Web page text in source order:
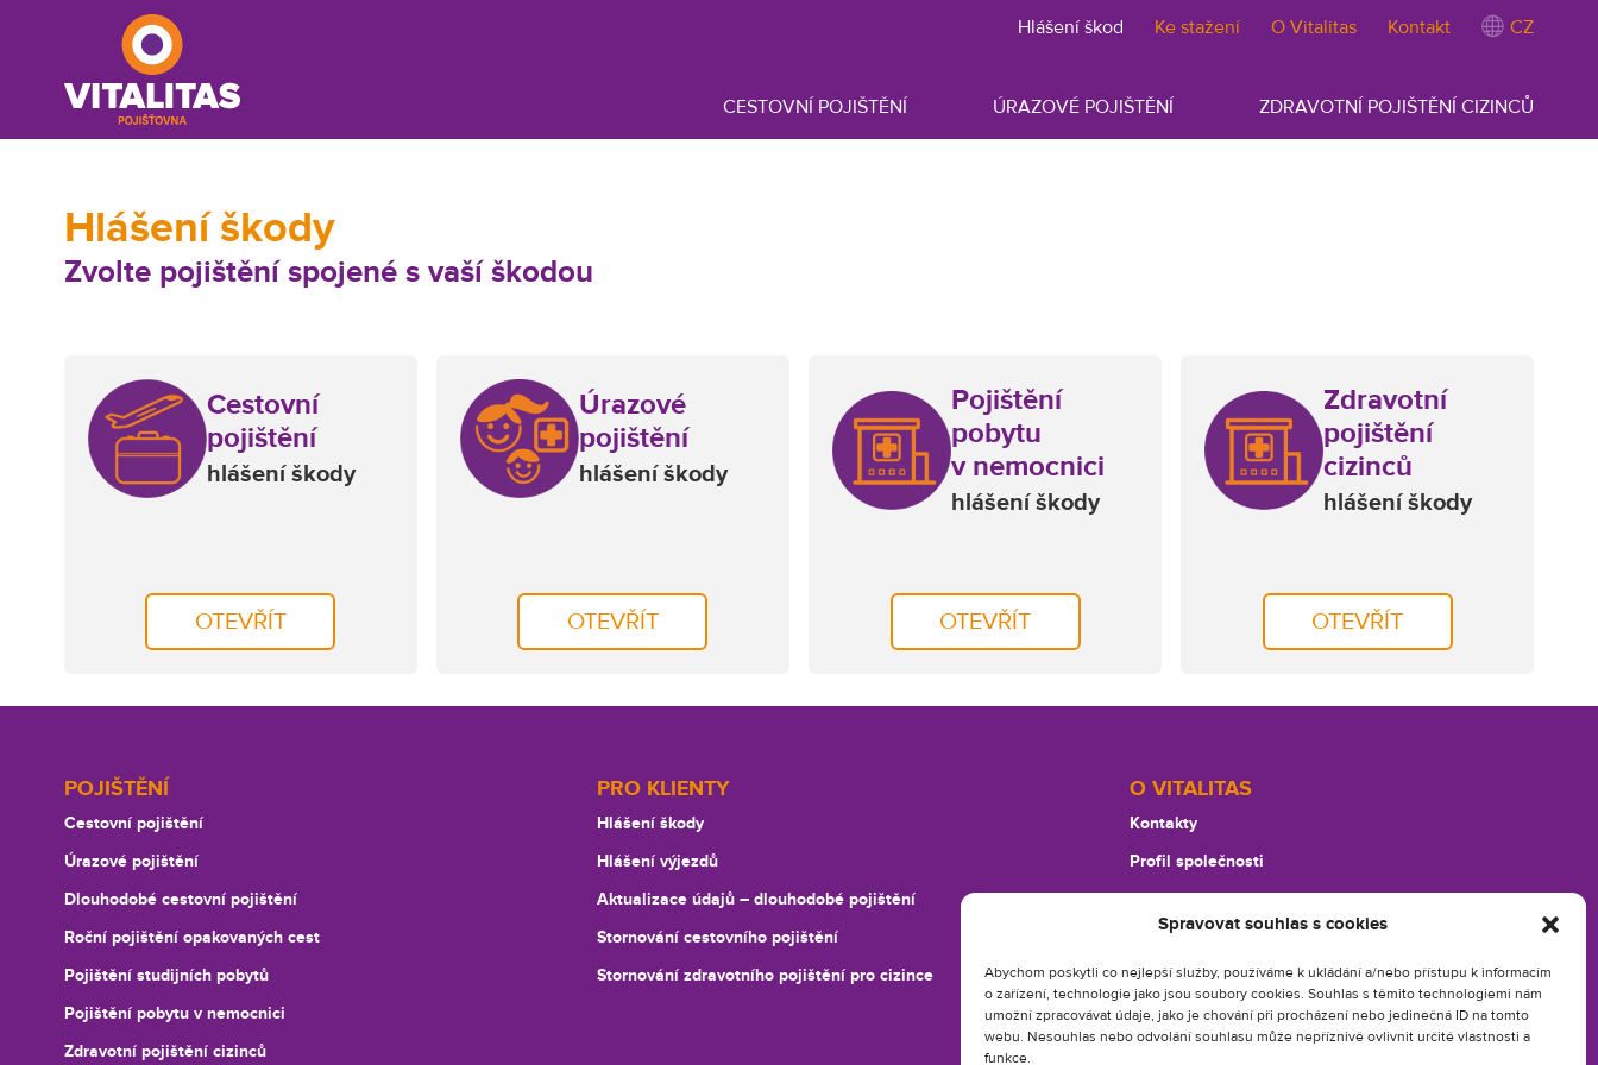
Spravovat souhlas s cookies
Abychom poskytli co nejlepší služby, používáme k ukládání a/nebo přístupu k informacím
o zařízení, technologie jako jsou soubory cookies. Souhlas s těmito technologiemi nám
umožní zpracovávat údaje, jako je chování při procházení nebo jedinečná ID na tomto
webu. Nesouhlas nebo odvolání souhlasu může nepříznivě ovlivnit určité vlastnosti a
funkce.
primary
navigation
contentVitalitas
vaše
online
Hlášení škod Ke stažení O Vitalitas Kontakt CZ
CESTOVNÍ POJIŠTĚNÍ ÚRAZOVÉ POJIŠTĚNÍ ZDRAVOTNÍ POJIŠTĚNÍ CIZINCŮ
Hlášení škody
Zvolte pojištění spojené s vaší škodou
Cestovní
pojištění
hlášení škody
OTEVŘÍT
Úrazové
pojištění
hlášení škody
OTEVŘÍT
Pojištění
pobytu
v nemocnici
hlášení škody
OTEVŘÍT
Zdravotní
pojištění
cizinců
hlášení škody
OTEVŘÍT
FooterPOJIŠTĚNÍ
Cestovní pojištění
Úrazové pojištění
Dlouhodobé cestovní pojištění
Roční pojištění opakovaných cest
Pojištění studijních pobytů
Pojištění pobytu v nemocnici
Zdravotní pojištění cizinců
PRO KLIENTY
Hlášení škody
Hlášení výjezdů
Aktualizace údajů –⁠ dlouhodobé pojištění
Stornování cestovního pojištění
Stornování zdravotního pojištění pro cizince
O VITALITAS
Kontakty
Profil společnosti
Soubory ke stažení
Souhlas s cookies
Najdete nás na
Zavolejte nám